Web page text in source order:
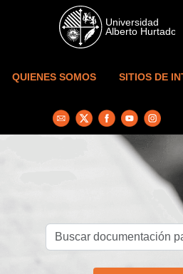
Skip to main content
QUIENES SOMOS SITIOS DE